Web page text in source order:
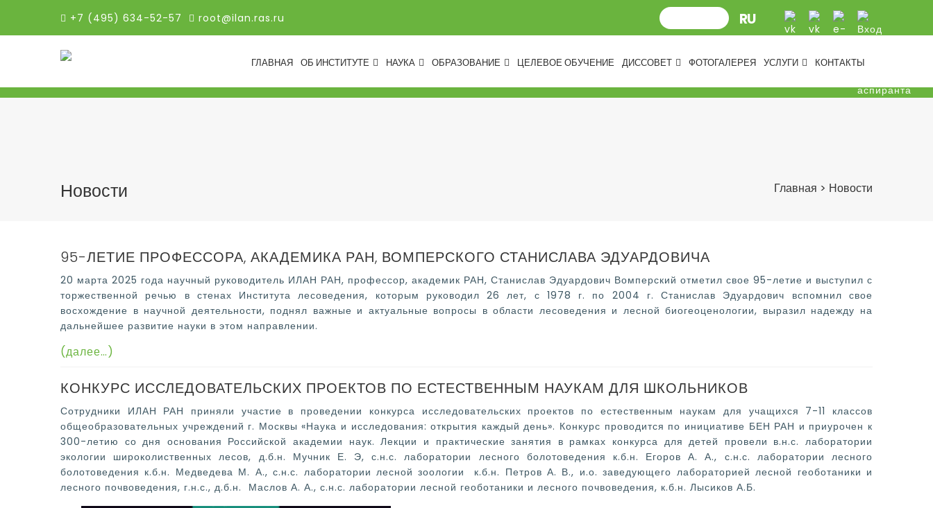
+7 (495) 634-52-57 root@ilan.ras.ru
ГЛАВНАЯ ОБ ИНСТИТУТЕ НАУКА ОБРАЗОВАНИЕ ЦЕЛЕВОЕ ОБУЧЕНИЕ ДИССОВЕТ ФОТОГАЛЕРЕЯ УСЛУГИ КОНТАКТЫ
Новости Главная > Новости
95-ЛЕТИЕ ПРОФЕССОРА, АКАДЕМИКА РАН, ВОМПЕРСКОГО СТАНИСЛАВА ЭДУАРДОВИЧА
20 марта 2025 года научный руководитель ИЛАН РАН, профессор, академик РАН, Станислав Эдуардович Вомперский отметил свое 95-летие и выступил с
торжественной речью в стенах Института лесоведения, которым руководил 26 лет, с 1978 г. по 2004 г. Станислав Эдуардович вспомнил свое
восхождение в научной деятельности, поднял важные и актуальные вопросы в области лесоведения и лесной биогеоценологии, выразил надежду на
дальнейшее развитие науки в этом направлении.
(далее…)
КОНКУРС ИССЛЕДОВАТЕЛЬСКИХ ПРОЕКТОВ ПО ЕСТЕСТВЕННЫМ НАУКАМ ДЛЯ ШКОЛЬНИКОВ
Сотрудники ИЛАН РАН приняли участие в проведении конкурса исследовательских проектов по естественным наукам для учащихся 7-11 классов
общеобразовательных учреждений г. Москвы «Наука и исследования: открытия каждый день». Конкурс проводится по инициативе БЕН РАН и приурочен к
300-летию со дня основания Российской академии наук. Лекции и практические занятия в рамках конкурса для детей провели в.н.с. лаборатории
экологии широколиственных лесов, д.б.н. Мучник Е. Э, с.н.с. лаборатории лесного болотоведения к.б.н. Егоров А. А., с.н.с. лаборатории лесного
болотоведения к.б.н. Медведева М. А., с.н.с. лаборатории лесной зоологии
к.б.н. Петров А. В., и.о. заведующего лабораторией лесной геоботаники и
лесного почвоведения, г.н.с., д.б.н. Маслов А. А., с.н.с. лаборатории лесной геоботаники и лесного почвоведения, к.б.н. Лысиков А.Б.